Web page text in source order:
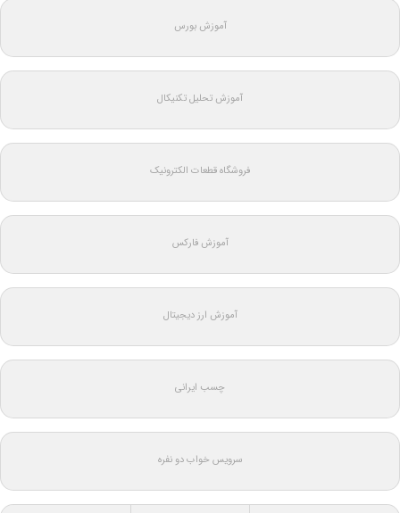
آموزش بورس
آموزش تحلیل تکنیکال
فروشگاه قطعات الکترونیک
آموزش فارکس
آموزش ارز دیجیتال
چسب ایرانی
سرویس خواب دو نفره